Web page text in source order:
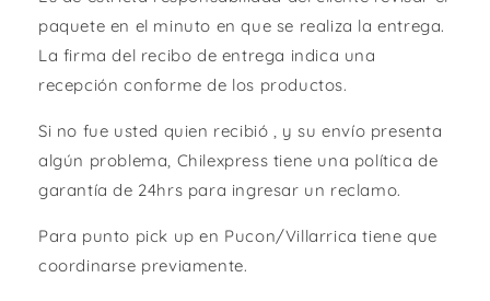
paquete en el minuto en que se realiza la entrega.
La firma del recibo de entrega indica una
recepción conforme de los productos.
Si no fue usted quien recibió , y su envío presenta
algún problema, Chilexpress tiene una política de
garantía de 24hrs para ingresar un reclamo.
Para punto pick up en Pucon/Villarrica tiene que
coordinarse previamente.